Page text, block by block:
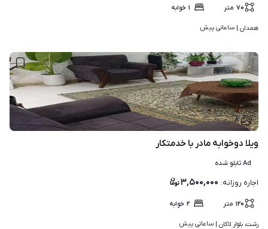
۷۰ متر ۱ خوابه
همدان | ساعاتی پیش
۸
ویلا دوخوابه مادر با خدمتکار
Ad تابلو شده
اجاره روزانه: ۳,۵۰۰,۰۰۰
۱۲۰ متر ۲ خوابه
رشت، بلوار لاکان | ساعاتی پیش